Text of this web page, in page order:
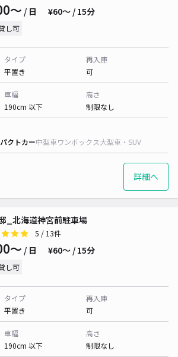
〜 / 日 ¥60〜 / 15分
し可
タイプ
平置き
再入庫
可
車幅
190cm 以下
高さ
制限なし
クトカー中型車ワンボックス大型車・SUV
詳細へ
_北海道神宮前駐車場
5 / 13件
〜 / 日 ¥60〜 / 15分
し可
タイプ
平置き
再入庫
可
車幅
190cm 以下
高さ
制限なし